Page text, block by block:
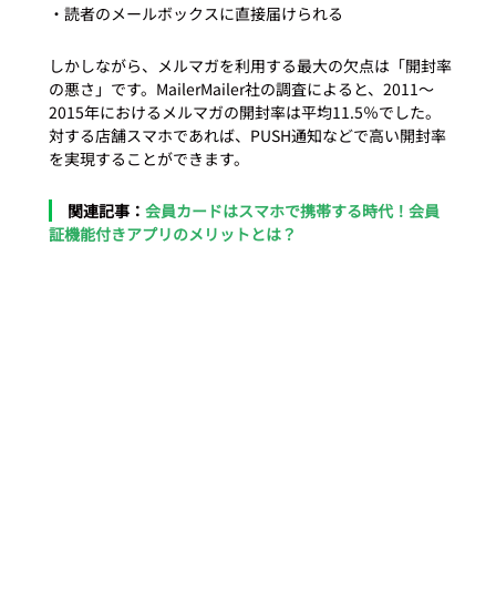
・読者のメールボックスに直接届けられる
しかしながら、メルマガを利用する最大の欠点は「開封率
の悪さ」です。MailerMailer社の調査によると、2011～
2015年におけるメルマガの開封率は平均11.5％でした。
対する店舗スマホであれば、PUSH通知などで高い開封率
関連記事： 会員カードはスマホで携帯する時代！会員
証機能付きアプリのメリットとは？